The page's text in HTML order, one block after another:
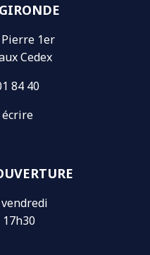
1er
Cedex
84 40
17h30